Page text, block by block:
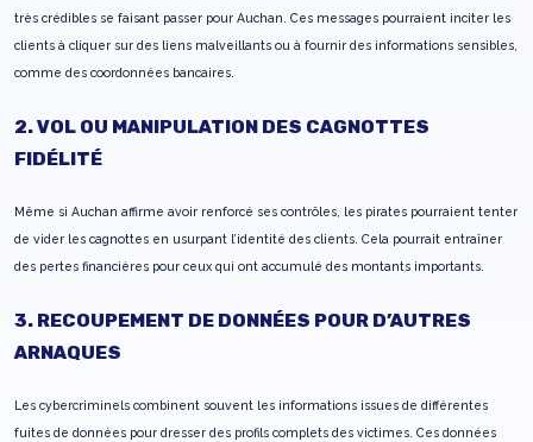
très crédibles se faisant passer pour Auchan. Ces messages pourraient inciter les
clients à cliquer sur des liens malveillants ou à fournir des informations sensibles,
comme des coordonnées bancaires.
2. VOL OU MANIPULATION DES CAGNOTTES
FIDÉLITÉ
Même si Auchan affirme avoir renforcé ses contrôles, les pirates pourraient tenter
de vider les cagnottes en usurpant l’identité des clients. Cela pourrait entraîner
des pertes financières pour ceux qui ont accumulé des montants importants.
3. RECOUPEMENT DE DONNÉES POUR D’AUTRES
ARNAQUES
Les cybercriminels combinent souvent les informations issues de différentes
fuites de données pour dresser des profils complets des victimes. Ces données